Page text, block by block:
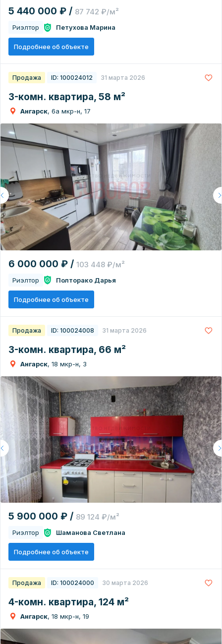
5 440 000 ₽ / 87 742 ₽/м²
Риэлтор Петухова Марина
Подробнее об объекте
Продажа ID: 100024012 31 марта 2026
3-комн. квартира, 58 м²
Ангарск, 6а мкр-н, 17
6 000 000 ₽ / 103 448 ₽/м²
Риэлтор Полторако Дарья
Подробнее об объекте
Продажа ID: 100024008 31 марта 2026
3-комн. квартира, 66 м²
Ангарск, 18 мкр-н, 3
5 900 000 ₽ / 89 124 ₽/м²
Риэлтор Шаманова Светлана
Подробнее об объекте
Продажа ID: 100024000 30 марта 2026
4-комн. квартира, 124 м²
Ангарск, 18 мкр-н, 19